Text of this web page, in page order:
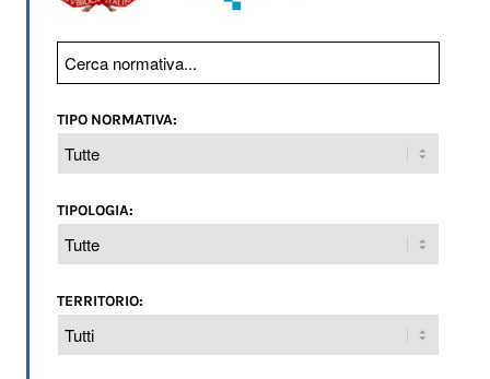
TIPO NORMATIVA:
TIPOLOGIA:
TERRITORIO: